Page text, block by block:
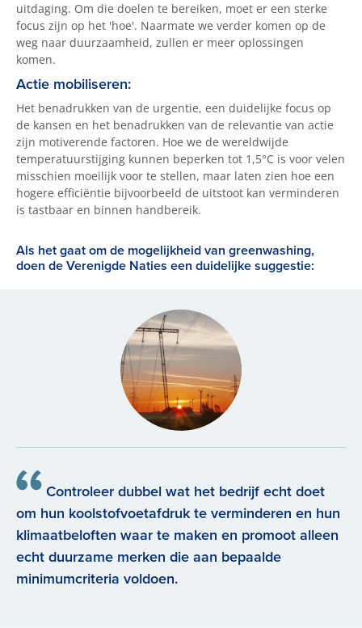
uitdaging. Om die doelen te bereiken, moet er een sterke
focus zijn op het 'hoe'. Naarmate we verder komen op de
weg naar duurzaamheid, zullen er meer oplossingen
komen.
Actie mobiliseren:
Het benadrukken van de urgentie, een duidelijke focus op
de kansen en het benadrukken van de relevantie van actie
zijn motiverende factoren. Hoe we de wereldwijde
temperatuurstijging kunnen beperken tot 1,5°C is voor velen
misschien moeilijk voor te stellen, maar laten zien hoe een
hogere efficiëntie bijvoorbeeld de uitstoot kan verminderen
is tastbaar en binnen handbereik.
Als het gaat om de mogelijkheid van greenwashing,
doen de Verenigde Naties een duidelijke suggestie:
Controleer dubbel wat het bedrijf echt doet
om hun koolstofvoetafdruk te verminderen en hun
klimaatbeloften waar te maken en promoot alleen
echt duurzame merken die aan bepaalde
minimumcriteria voldoen.